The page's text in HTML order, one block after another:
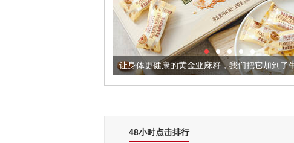
让身体更健康的黄金亚麻籽，我们把它加到了牛轧
48小时点击排行